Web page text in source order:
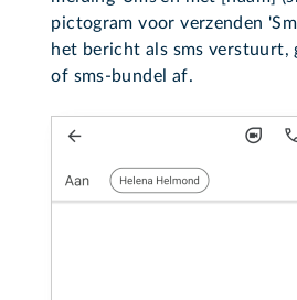
pictogram voor verzenden
het bericht als sms verstuurt,
of sms-bundel af.